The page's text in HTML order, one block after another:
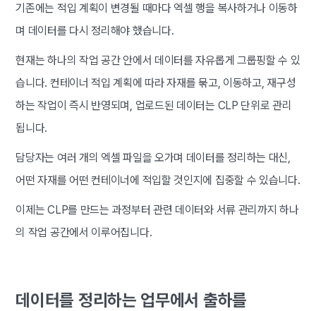
기존에는 적입 계획이 변경될 때마다 엑셀 행을 복사하거나 이동하
며 데이터를 다시 정리해야 했습니다.
현재는 하나의 작업 공간 안에서 데이터를 자유롭게 그룹핑할 수 있
습니다. 컨테이너 적입 계획에 따라 자재를 묶고, 이동하고, 재구성
하는 작업이 즉시 반영되며, 업로드된 데이터는 CLP 단위로 관리
됩니다.
담당자는 여러 개의 엑셀 파일을 오가며 데이터를 정리하는 대신,
어떤 자재를 어떤 컨테이너에 적입할 것인지에 집중할 수 있습니다.
이제는 CLP를 만드는 과정부터 관련 데이터와 서류 관리까지 하나
의 작업 공간에서 이루어집니다.
데이터를 정리하는 업무에서 출하를